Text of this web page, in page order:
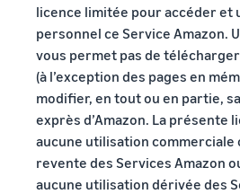
licence limitée pour accéder et
personnel ce Service Amazon.
vous permet pas de
(à l’exception des pages en
modifier, en tout ou en partie,
exprès d’Amazon. La présente
aucune utilisation commerciale
revente des Services Amazon
aucune utilisation dérivée des